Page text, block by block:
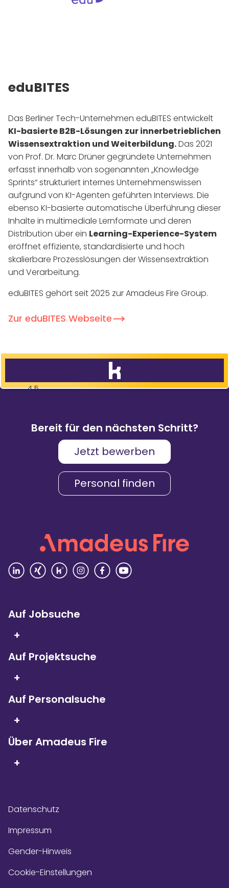
eduBITES
Das Berliner Tech-Unternehmen eduBITES entwickelt
KI-basierte B2B-Lösungen zur innerbetrieblichen
Wissensextraktion und Weiterbildung.Das 2021
von Prof. Dr. Marc Drüner gegründete Unternehmen
erfasst innerhalb von sogenannten „Knowledge
Sprints“ strukturiert internes Unternehmenswissen
aufgrund von KI-Agenten geführten Interviews. Die
ebenso KI-basierte automatische Überführung dieser
Inhalte in multimediale Lernformate und deren
Distribution über ein Learning-Experience-System
eröffnet effiziente, standardisierte und hoch
skalierbare Prozesslösungen der Wissensextraktion
und Verarbeitung.
eduBITES gehört seit 2025 zur Amadeus Fire Group.
Zur eduBITES Webseite
Weiterempfehlungen
Karriere & Gehalt
4,2
Unternehmenskultur
4,3
4,4
Rezensionen lesen
Kununu Top Company – dank
über 9.000Bewertungen!
Bereit für den nächsten Schritt?
Jetzt bewerben
Personal finden
Auf Jobsuche
+
Auf Projektsuche
+
Auf Personalsuche
+
Über Amadeus Fire
+
Datenschutz
Impressum
Gender-Hinweis
Cookie-Einstellungen